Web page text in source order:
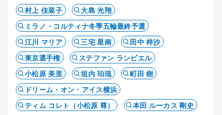
村上 佳菜子
大島 光翔
ミラノ・コルティナ冬季五輪最終予選
江川 マリア
三宅 星南
田中 梓沙
東京選手権
ステファン ランビエル
小松原 美里
垣内 珀琉
町田 樹
ドリーム・オン・アイス横浜
ティム コレト（小松原 尊）
本田 ルーカス 剛史